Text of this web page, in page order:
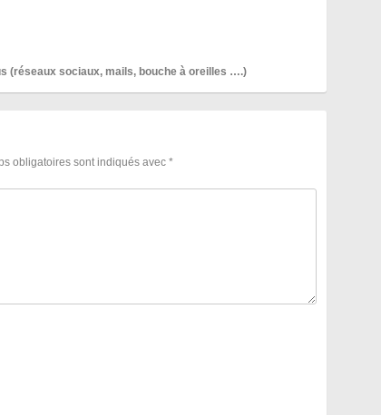
(réseaux sociaux, mails, bouche à oreilles ….)
obligatoires sont indiqués avec *